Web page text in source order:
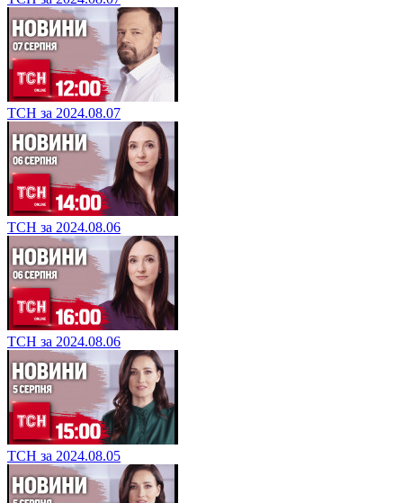
ТСН за 2024.08.07
ТСН за 2024.08.06
ТСН за 2024.08.06
ТСН за 2024.08.05